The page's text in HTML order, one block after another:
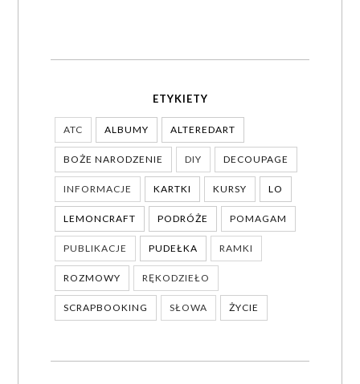
ETYKIETY
ATC ALBUMY ALTEREDART
BOŻE NARODZENIE DIY DECOUPAGE
INFORMACJE KARTKI KURSY LO
LEMONCRAFT PODRÓŻE POMAGAM
PUBLIKACJE PUDEŁKA RAMKI
ROZMOWY RĘKODZIEŁO
SCRAPBOOKING SŁOWA ŻYCIE